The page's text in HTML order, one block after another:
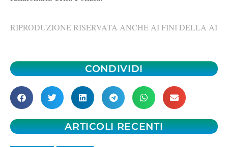
RIPRODUZIONE RISERVATA ANCHE AI FINI DELLA AI
CONDIVIDI
ARTICOLI RECENTI